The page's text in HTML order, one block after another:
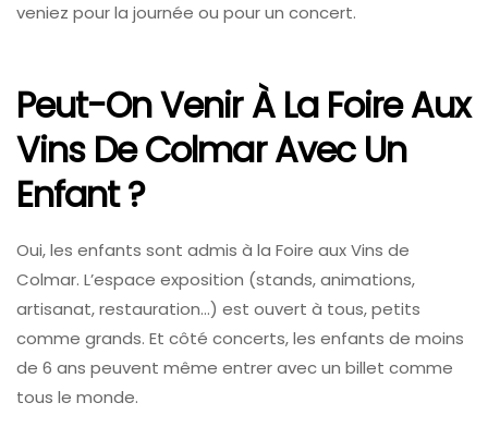
veniez pour la journée ou pour un concert.
Peut-On Venir À La Foire Aux
Vins De Colmar Avec Un
Enfant ?
Oui, les enfants sont admis à la Foire aux Vins de
Colmar. L’espace exposition (stands, animations,
artisanat, restauration…) est ouvert à tous, petits
comme grands. Et côté concerts, les enfants de moins
de 6 ans peuvent même entrer avec un billet comme
tous le monde.